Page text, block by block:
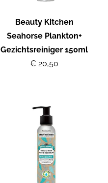
Beauty Kitchen
Seahorse Plankton+
Gezichtsreiniger 150ml
€ 20,50